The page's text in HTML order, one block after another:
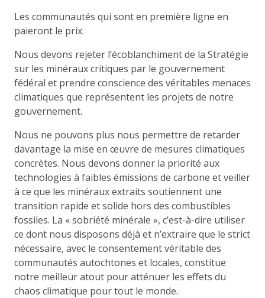
Les communautés qui sont en première ligne en
paieront le prix.
Nous devons rejeter l’écoblanchiment de la Stratégie
sur les minéraux critiques par le gouvernement
fédéral et prendre conscience des véritables menaces
climatiques que représentent les projets de notre
gouvernement.
Nous ne pouvons plus nous permettre de retarder
davantage la mise en œuvre de mesures climatiques
concrètes. Nous devons donner la priorité aux
technologies à faibles émissions de carbone et veiller
à ce que les minéraux extraits soutiennent une
transition rapide et solide hors des combustibles
fossiles. La « sobriété minérale », c’est-à-dire utiliser
ce dont nous disposons déjà et n’extraire que le strict
nécessaire, avec le consentement véritable des
communautés autochtones et locales, constitue
notre meilleur atout pour atténuer les effets du
chaos climatique pour tout le monde.